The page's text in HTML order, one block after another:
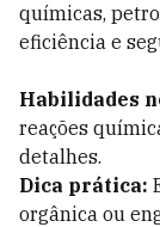
químicas,
eficiência e
Habilidades
reações
detalhes.
Dica prática:
orgânica ou